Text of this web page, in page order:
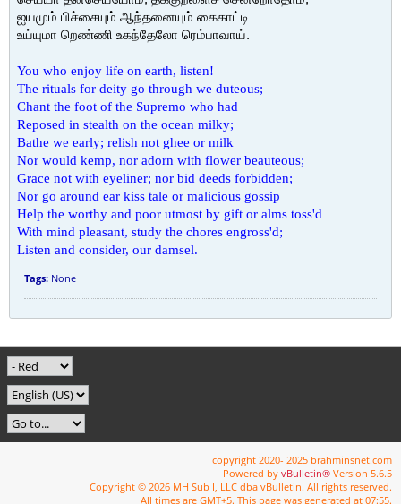
ஐயமும் பிச்சையும் ஆந்தனையும் கைகாட்டி
உய்யுமா றெண்ணி உகந்தேலோ ரெம்பாவாய்.
You who enjoy life on earth, listen!
The rituals for deity go through we duteous;
Chant the foot of the Supremo who had
Reposed in stealth on the ocean milky;
Bathe we early; relish not ghee or milk
Nor would kemp, nor adorn with flower beauteous;
Grace not with eyeliner; nor bid deeds forbidden;
Nor go around ear kiss tale or malicious gossip
Help the worthy and poor utmost by gift or alms toss'd
With mind pleasant, study the chores engross'd;
Listen and consider, our damsel.
Tags: None
copyright 2020- 2025 brahminsnet.com
Powered by vBulletin® Version 5.6.5
Copyright © 2026 MH Sub I, LLC dba vBulletin. All rights reserved.
All times are GMT+5. This page was generated at 07:55.